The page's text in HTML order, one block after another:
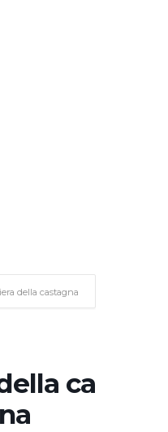
della castagna
ca